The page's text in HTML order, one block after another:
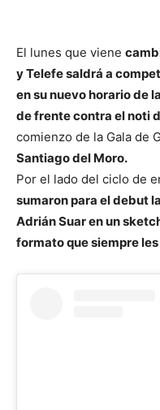
El lunes que viene
y Telefe saldrá a
en su nuevo horario de
de frente contra el noti
comienzo de la Gala de
Santiago del Moro.
Por el lado del ciclo de
sumaron para el debut
Adrián Suar en un
formato que siempre